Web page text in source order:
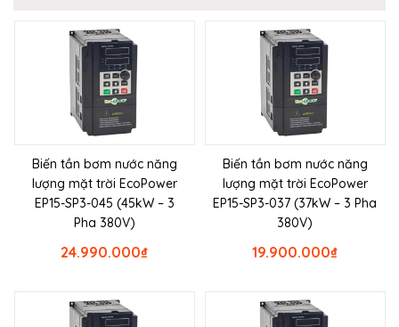
Biến tần bơm nước năng
lượng mặt trời EcoPower
EP15-SP3-045 (45kW – 3
Pha 380V)
₫
24.990.000
Biến tần bơm nước năng
lượng mặt trời EcoPower
EP15-SP3-037 (37kW – 3 Pha
380V)
₫
19.900.000